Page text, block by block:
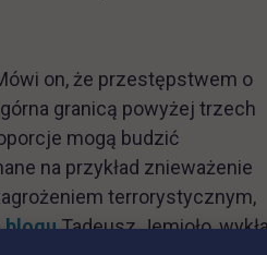
on, że przestępstwem o
granicą powyżej trzech
mogą budzić
na przykład znieważenie
terrorystycznym,
bloguTadeusz Jemioło,